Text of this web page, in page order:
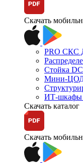
Скачать
PRO СКС
Стойка
Мини-ЦОД
ИТ-
Скачать каталог
Скачать